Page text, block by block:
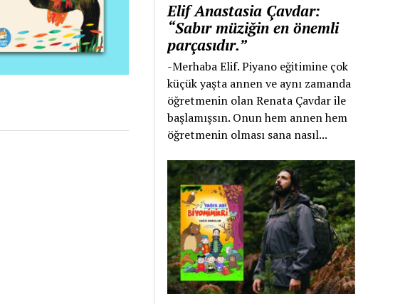
Elif Anastasia Çavdar:
“Sabır müziğin en önemli
parçasıdır.”
-Merhaba Elif. Piyano eğitimine çok
küçük yaşta annen ve aynı zamanda
öğretmenin olan Renata Çavdar ile
başlamışsın. Onun hem annen hem
öğretmenin olması sana nasıl...